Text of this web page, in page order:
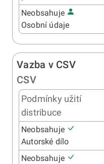
Neobsahuje
Osobní údaje
Vazba v CSV
CSV
Podmínky užití
distribuce
Neobsahuje
Autorské dílo
Neobsahuje